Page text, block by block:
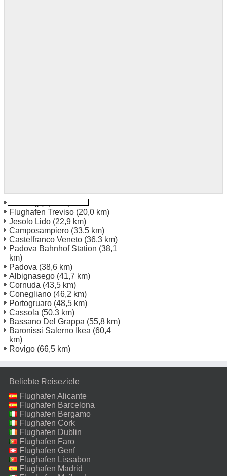
Flughafen Treviso (20,0 km)
Jesolo Lido (22,9 km)
Camposampiero (33,5 km)
Castelfranco Veneto (36,3 km)
Padova Bahnhof Station (38,1
km)
Padova (38,6 km)
Albignasego (41,7 km)
Cornuda (43,5 km)
Conegliano (46,2 km)
Portogruaro (48,5 km)
Cassola (50,3 km)
Bassano Del Grappa (55,8 km)
Baronissi Salerno Ikea (60,4
km)
Rovigo (66,5 km)
Beliebte Reiseziele
Flughafen Alicante
Flughafen Barcelona
Flughafen Bergamo
Flughafen Cork
Flughafen Dublin
Flughafen Faro
Flughafen Genf
Flughafen Lissabon
Flughafen Madrid